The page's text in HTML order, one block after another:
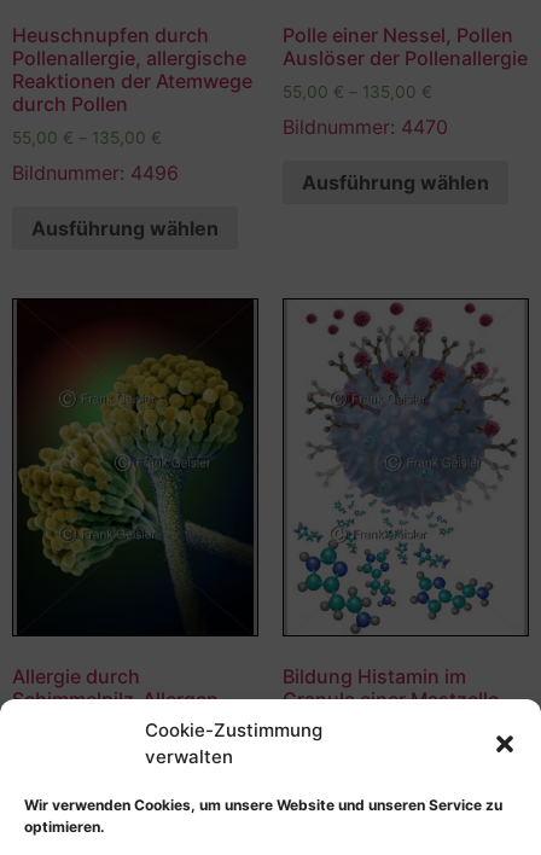
Cookie-Zustimmung
verwalten
Wir verwenden Cookies, um unsere Website und unseren Service zu
optimieren.
Heuschnupfen durch
Pollenallergie, allergische
Reaktionen der Atemwege
durch Pollen
55,00 € – 135,00 €
Bildnummer: 4496
Ausführung wählen
Polle einer Nessel, Pollen
Auslöser der Pollenallergie
55,00 € – 135,00 €
Bildnummer: 4470
Ausführung wählen
Allergie durch
Schimmelpilz-Allergen,
Kolbenschimmel
Bildnummer: 4315
Bildung Histamin im
Granula einer Mastzelle
55,00